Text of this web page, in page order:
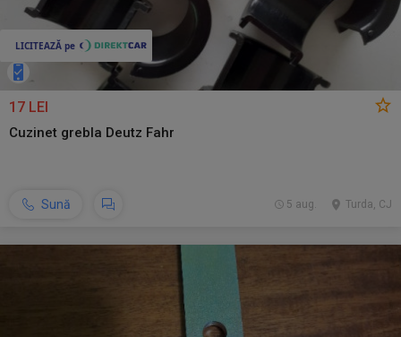
17 LEI
Cuzinet grebla Deutz Fahr
Sună Turda, CJ
5 aug.